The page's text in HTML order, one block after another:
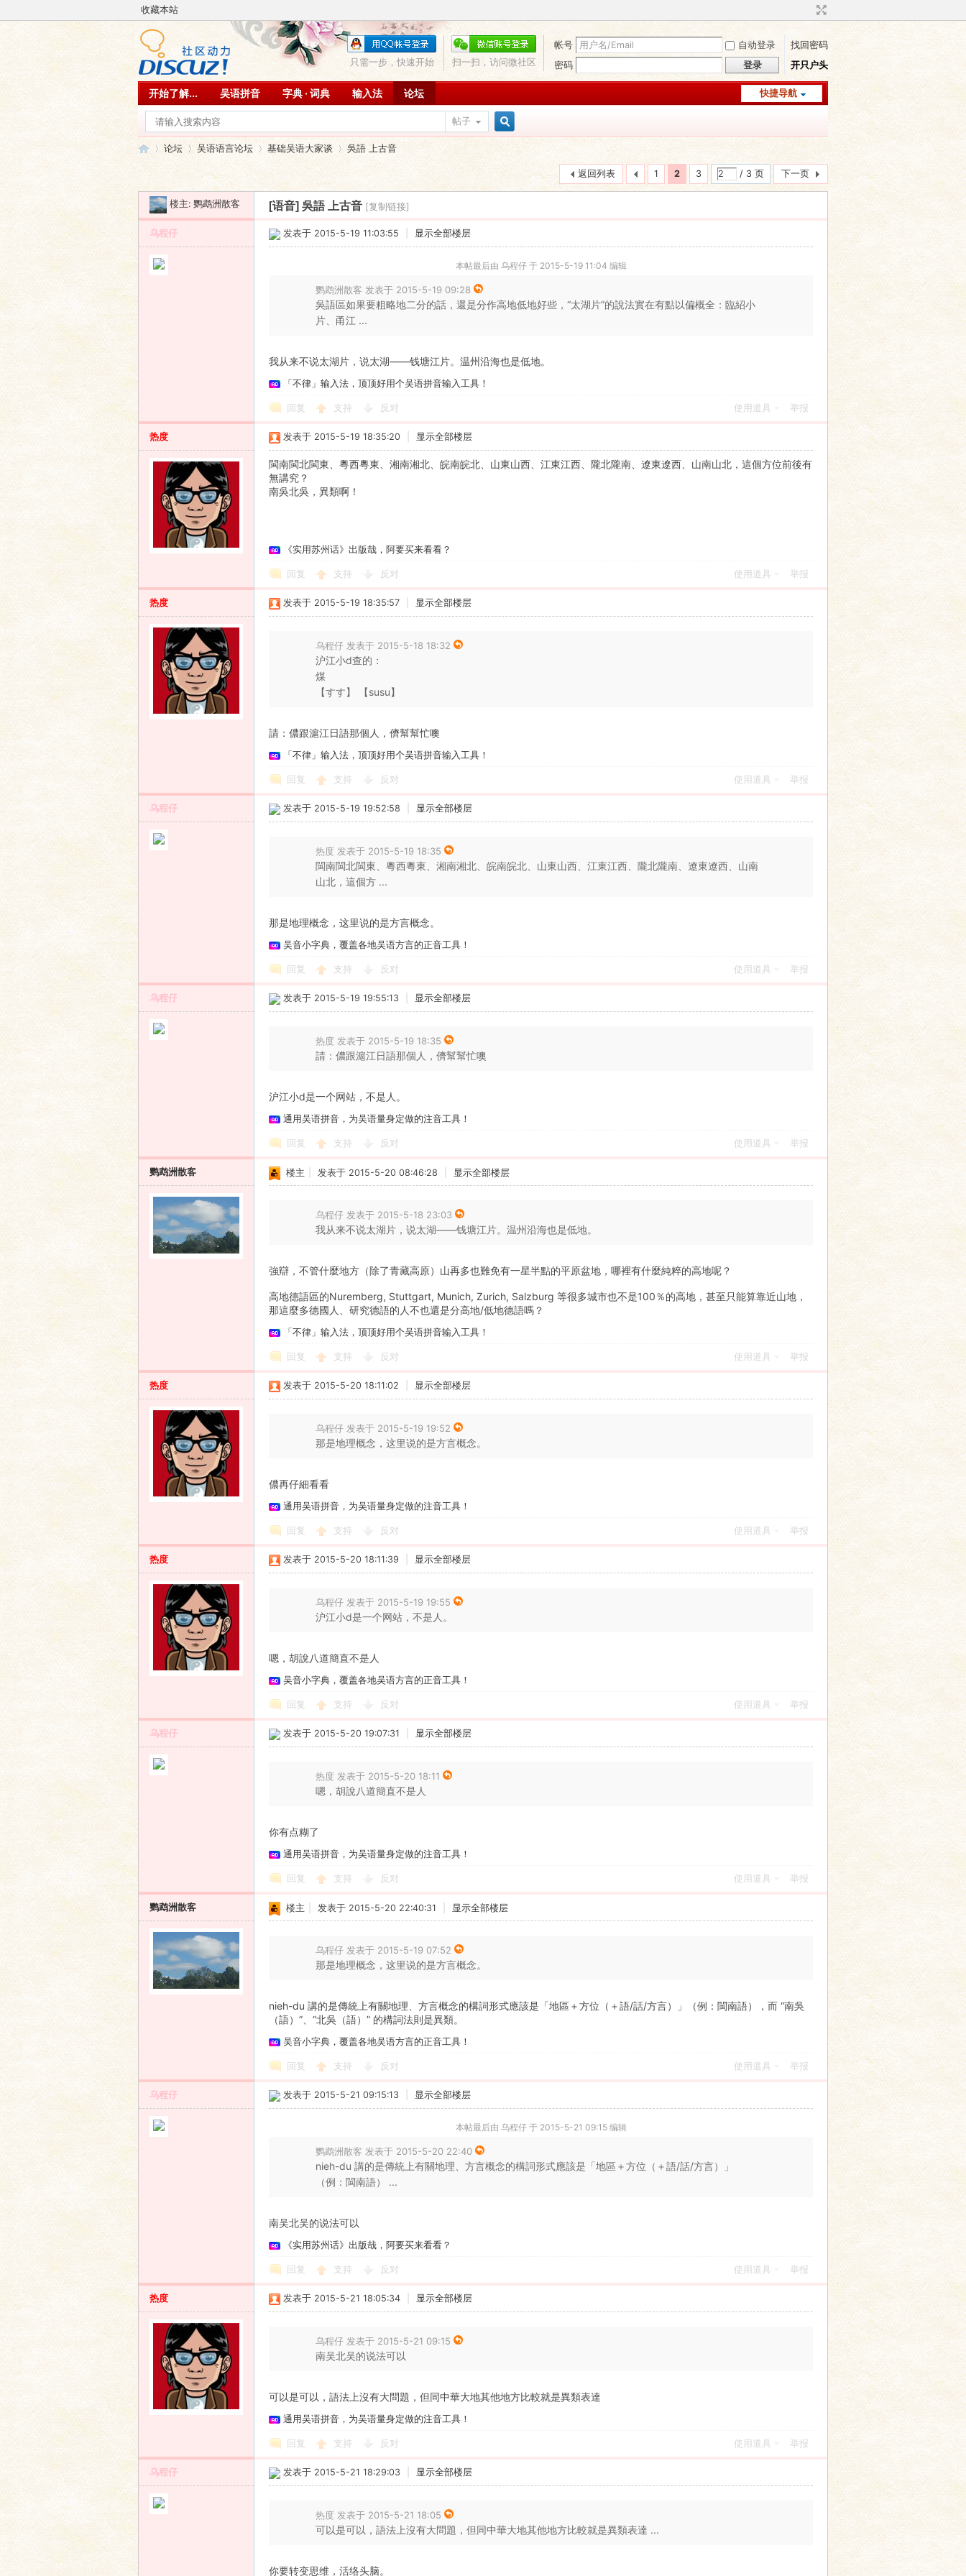
收藏本站
帐号 自动登录
找回密码
密码
登录 开只户头
扫一扫，访问微社区
只需一步，快速开始
快捷导航
开始了解... 吴语拼音 字典 · 词典 输入法 论坛
帖子
»
论坛
›
吴语语言论坛 基础吴语大家谈
›
吳語 上古音
1 2 3 / 3 页 下一页
返回列表
楼主: 鹦鹉洲散客 [语音] 吳語 上古音 [复制链接]
乌程仔 发表于 2015-5-19 11:03:55 显示全部楼层
本帖最后由 乌程仔 于 2015-5-19 11:04 编辑
鹦鹉洲散客 发表于 2015-5-19 09:28
吳語區如果要粗略地二分的話，還是分作高地低地好些，“太湖片”的說法實在有點以偏概全：臨紹小
片、甬江 ...
我从来不说太湖片，说太湖——钱塘江片。温州沿海也是低地。
「不律」输入法，顶顶好用个吴语拼音输入工具！
回复 支持 反对 使用道具 举报
热度 发表于 2015-5-19 18:35:20 显示全部楼层
閩南閩北閩東、粵西粵東、湘南湘北、皖南皖北、山東山西、江東江西、隴北隴南、遼東遼西、山南山北，這個方位前後有
無講究？
南吳北吳，異類啊！
《实用苏州话》出版哉，阿要买来看看？
回复 支持 反对 使用道具 举报
热度 发表于 2015-5-19 18:35:57 显示全部楼层
乌程仔 发表于 2015-5-18 18:32
沪江小d查的：
煤
【すす】 【susu】
請：儂跟滬江日語那個人，儕幫幫忙噢
「不律」输入法，顶顶好用个吴语拼音输入工具！
回复 支持 反对 使用道具 举报
乌程仔 发表于 2015-5-19 19:52:58 显示全部楼层
热度 发表于 2015-5-19 18:35
閩南閩北閩東、粵西粵東、湘南湘北、皖南皖北、山東山西、江東江西、隴北隴南、遼東遼西、山南
山北，這個方 ...
那是地理概念，这里说的是方言概念。
吴音小字典，覆盖各地吴语方言的正音工具！
回复 支持 反对 使用道具 举报
乌程仔 发表于 2015-5-19 19:55:13 显示全部楼层
热度 发表于 2015-5-19 18:35
請：儂跟滬江日語那個人，儕幫幫忙噢
沪江小d是一个网站，不是人。
通用吴语拼音，为吴语量身定做的注音工具！
回复 支持 反对 使用道具 举报
鹦鹉洲散客 楼主 发表于 2015-5-20 08:46:28 显示全部楼层
乌程仔 发表于 2015-5-18 23:03
我从来不说太湖片，说太湖——钱塘江片。温州沿海也是低地。
強辯，不管什麼地方（除了青藏高原）山再多也難免有一星半點的平原盆地，哪裡有什麼純粹的高地呢？
高地德語區的Nuremberg, Stuttgart, Munich, Zurich, Salzburg 等很多城市也不是100％的高地，甚至只能算靠近山地，
那這麼多德國人、研究德語的人不也還是分高地/低地德語嗎？
「不律」输入法，顶顶好用个吴语拼音输入工具！
回复 支持 反对 使用道具 举报
热度 发表于 2015-5-20 18:11:02 显示全部楼层
乌程仔 发表于 2015-5-19 19:52
那是地理概念，这里说的是方言概念。
儂再仔細看看
通用吴语拼音，为吴语量身定做的注音工具！
回复 支持 反对 使用道具 举报
热度 发表于 2015-5-20 18:11:39 显示全部楼层
乌程仔 发表于 2015-5-19 19:55
沪江小d是一个网站，不是人。
嗯，胡說八道簡直不是人
吴音小字典，覆盖各地吴语方言的正音工具！
回复 支持 反对 使用道具 举报
乌程仔 发表于 2015-5-20 19:07:31 显示全部楼层
热度 发表于 2015-5-20 18:11
嗯，胡說八道簡直不是人
你有点糊了
通用吴语拼音，为吴语量身定做的注音工具！
回复 支持 反对 使用道具 举报
鹦鹉洲散客 楼主 发表于 2015-5-20 22:40:31 显示全部楼层
乌程仔 发表于 2015-5-19 07:52
那是地理概念，这里说的是方言概念。
nieh-du 講的是傳統上有關地理、方言概念的構詞形式應該是「地區＋方位（＋語/話/方言）」（例：閩南語），而 “南吳
（語）”、“北吳（語）” 的構詞法則是異類。
吴音小字典，覆盖各地吴语方言的正音工具！
回复 支持 反对 使用道具 举报
乌程仔 发表于 2015-5-21 09:15:13 显示全部楼层
本帖最后由 乌程仔 于 2015-5-21 09:15 编辑
鹦鹉洲散客 发表于 2015-5-20 22:40
nieh-du 講的是傳統上有關地理、方言概念的構詞形式應該是「地區＋方位（＋語/話/方言）」
（例：閩南語） ...
南吴北吴的说法可以
《实用苏州话》出版哉，阿要买来看看？
回复 支持 反对 使用道具 举报
热度 发表于 2015-5-21 18:05:34 显示全部楼层
乌程仔 发表于 2015-5-21 09:15
南吴北吴的说法可以
可以是可以，語法上沒有大問題，但同中華大地其他地方比較就是異類表達
通用吴语拼音，为吴语量身定做的注音工具！
回复 支持 反对 使用道具 举报
乌程仔 发表于 2015-5-21 18:29:03 显示全部楼层
热度 发表于 2015-5-21 18:05
可以是可以，語法上沒有大問題，但同中華大地其他地方比較就是異類表達 ...
你要转变思维，活络头脑。